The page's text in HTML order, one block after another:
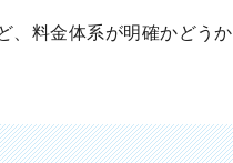
、料金体系が明確かどうか